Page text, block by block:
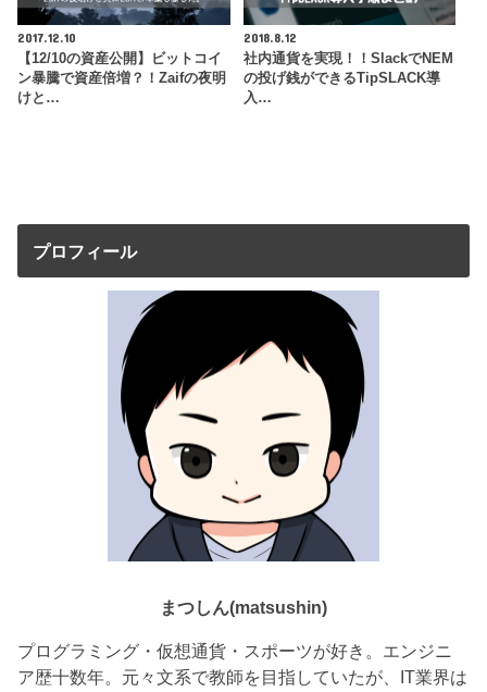
2017.12.10
【12/10の資産公開】ビットコイ
ン暴騰で資産倍増？！Zaifの夜明
けと…
2018.8.12
社内通貨を実現！！SlackでNEM
の投げ銭ができるTipSLACK導
入…
プロフィール
まつしん(matsushin)
プログラミング・仮想通貨・スポーツが好き。エンジニ
ア歴十数年。元々文系で教師を目指していたが、IT業界は